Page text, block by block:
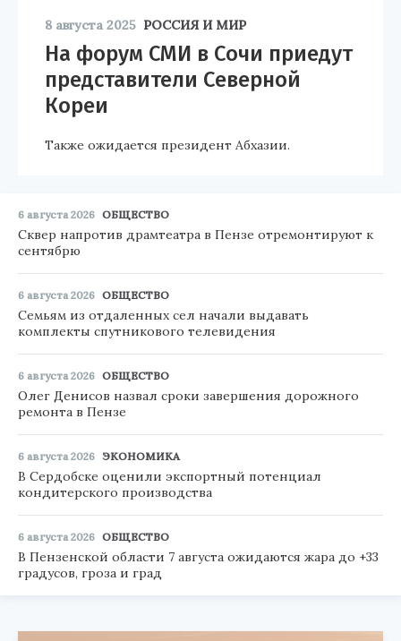
8 августа 2025 РОССИЯ И МИР
На форум СМИ в Сочи приедут
представители Северной
Кореи
Также ожидается президент Абхазии.
6 августа 2026 ОБЩЕСТВО
Сквер напротив драмтеатра в Пензе отремонтируют к
сентябрю
6 августа 2026 ОБЩЕСТВО
Семьям из отдаленных сел начали выдавать
комплекты спутникового телевидения
6 августа 2026 ОБЩЕСТВО
Олег Денисов назвал сроки завершения дорожного
ремонта в Пензе
6 августа 2026 ЭКОНОМИКА
В Сердобске оценили экспортный потенциал
кондитерского производства
6 августа 2026 ОБЩЕСТВО
В Пензенской области 7 августа ожидаются жара до +33
градусов, гроза и град